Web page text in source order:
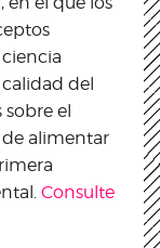
del
sobre el
alimentar
Consulte